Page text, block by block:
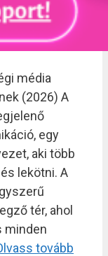
média
(2026) A
egy
aki több
lekötni. A
tér, ahol
minden
tovább